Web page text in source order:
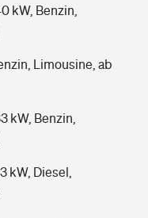
kW, Benzin,
Limousine, ab
kW, Benzin,
kW, Diesel,